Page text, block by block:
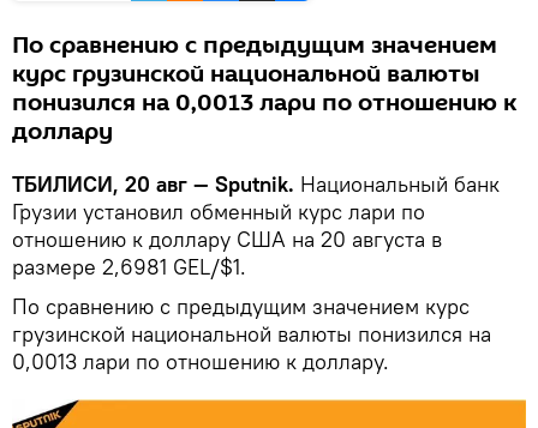
По сравнению с предыдущим значением
курс грузинской национальной валюты
понизился на 0,0013 лари по отношению к
доллару
ТБИЛИСИ, 20 авг — Sputnik. Национальный банк
Грузии установил обменный курс лари по
отношению к доллару США на 20 августа в
размере 2,6981 GEL/$1.
По сравнению с предыдущим значением курс
грузинской национальной валюты понизился на
0,0013 лари по отношению к доллару.